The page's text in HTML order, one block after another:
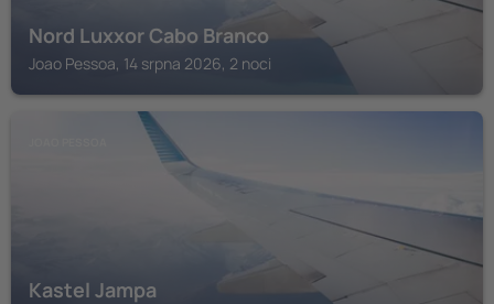
Nord Luxxor Cabo Branco
Joao Pessoa, 14 srpna 2026, 2 noci
Kastel Jampa